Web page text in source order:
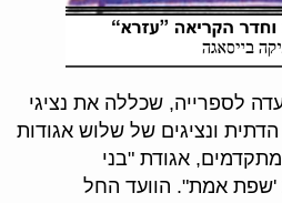
הוקמה ועדה לספרייה, שכללה את נציגי
ונציגים של שלוש אגודות
אגודת "בני
'שפת אמת". הוועד החל